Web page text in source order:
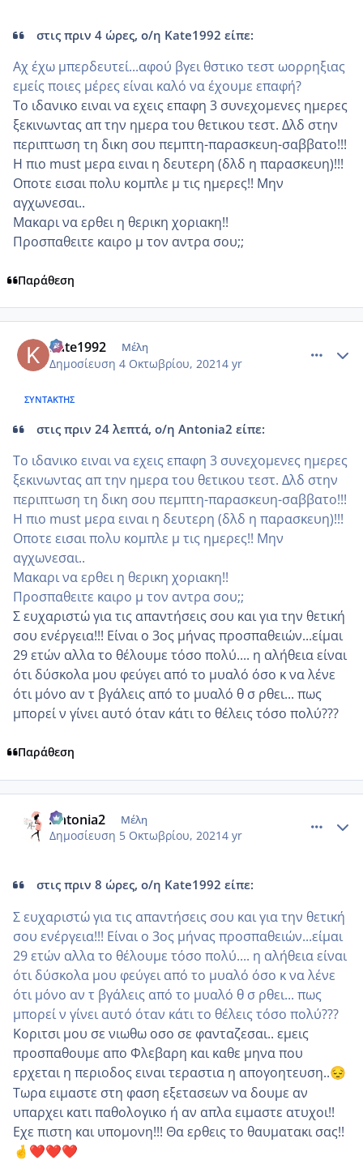
στις πριν 4 ώρες, ο/η Kate1992 είπε:
Αχ έχω μπερδευτεί...αφού βγει θστικο τεστ ωορρηξιας
εμείς ποιες μέρες είναι καλό να έχουμε επαφή?
Το ιδανικο ειναι να εχεις επαφη 3 συνεχομενες ημερες
ξεκινωντας απ την ημερα του θετικου τεστ. Δλδ στην
περιπτωση τη δικη σου πεμπτη-παρασκευη-σαββατο!!!
Η πιο must μερα ειναι η δευτερη (δλδ η παρασκευη)!!!
Οποτε εισαι πολυ κομπλε μ τις ημερες!! Μην
αγχωνεσαι..
Μακαρι να ερθει η θερικη χοριακη!!
Προσπαθειτε καιρο μ τον αντρα σου;;
Παράθεση
Kate1992 Μέλη
Δημοσίευση 4 Οκτωβρίου, 20214 yr
ΣΥΝΤΆΚΤΗΣ
στις πριν 24 λεπτά, ο/η Antonia2 είπε:
Το ιδανικο ειναι να εχεις επαφη 3 συνεχομενες ημερες
ξεκινωντας απ την ημερα του θετικου τεστ. Δλδ στην
περιπτωση τη δικη σου πεμπτη-παρασκευη-σαββατο!!!
Η πιο must μερα ειναι η δευτερη (δλδ η παρασκευη)!!!
Οποτε εισαι πολυ κομπλε μ τις ημερες!! Μην
αγχωνεσαι..
Μακαρι να ερθει η θερικη χοριακη!!
Προσπαθειτε καιρο μ τον αντρα σου;;
Σ ευχαριστώ για τις απαντήσεις σου και για την θετική
σου ενέργεια!!! Είναι ο 3ος μήνας προσπαθειών...είμαι
29 ετών αλλα το θέλουμε τόσο πολύ.... η αλήθεια είναι
ότι δύσκολα μου φεύγει από το μυαλό όσο κ να λένε
ότι μόνο αν τ βγάλεις από το μυαλό θ σ ρθει... πως
μπορεί ν γίνει αυτό όταν κάτι το θέλεις τόσο πολύ???
Παράθεση
Antonia2 Μέλη
Δημοσίευση 5 Οκτωβρίου, 20214 yr
στις πριν 8 ώρες, ο/η Kate1992 είπε:
Σ ευχαριστώ για τις απαντήσεις σου και για την θετική
σου ενέργεια!!! Είναι ο 3ος μήνας προσπαθειών...είμαι
29 ετών αλλα το θέλουμε τόσο πολύ.... η αλήθεια είναι
ότι δύσκολα μου φεύγει από το μυαλό όσο κ να λένε
ότι μόνο αν τ βγάλεις από το μυαλό θ σ ρθει... πως
μπορεί ν γίνει αυτό όταν κάτι το θέλεις τόσο πολύ???
Κοριτσι μου σε νιωθω οσο σε φανταζεσαι.. εμεις
προσπαθουμε απο Φλεβαρη και καθε μηνα που
ερχεται η περιοδος ειναι τεραστια η απογοητευση..😔
Τωρα ειμαστε στη φαση εξετασεων να δουμε αν
υπαρχει κατι παθολογικο ή αν απλα ειμαστε ατυχοι!!
Εχε πιστη και υπομονη!!! Θα ερθεις το θαυματακι σας!!
🤞 ❤️❤️❤️